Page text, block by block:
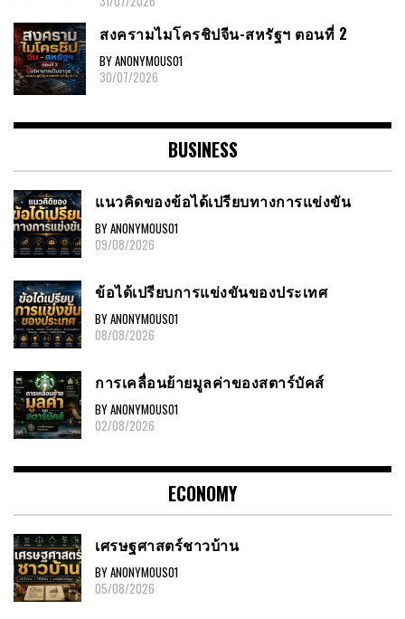
สงครามไมโครชิปจีน-สหรัฐฯ ตอนที่ 2
BY ANONYMOUS01
30/07/2026
BUSINESS
แนวคิดของข้อได้เปรียบทางการแข่งขัน
BY ANONYMOUS01
09/08/2026
ข้อได้เปรียบการแข่งขันของประเทศ
BY ANONYMOUS01
08/08/2026
การเคลื่อนย้ายมูลค่าของสตาร์บัคส์
BY ANONYMOUS01
02/08/2026
ECONOMY
เศรษฐศาสตร์ชาวบ้าน
BY ANONYMOUS01
05/08/2026